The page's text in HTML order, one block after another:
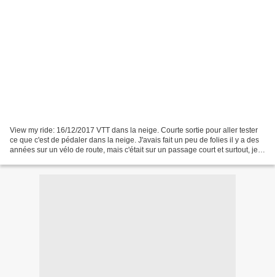
View my ride: 16/12/2017 VTT dans la neige. Courte sortie pour aller tester
ce que c'est de pédaler dans la neige. J'avais fait un peu de folies il y a des
années sur un vélo de route, mais c'était sur un passage court et surtout, je